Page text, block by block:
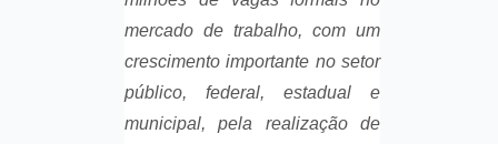
mercado de trabalho, com um
crescimento importante no setor
público, federal, estadual e
municipal, pela realização de